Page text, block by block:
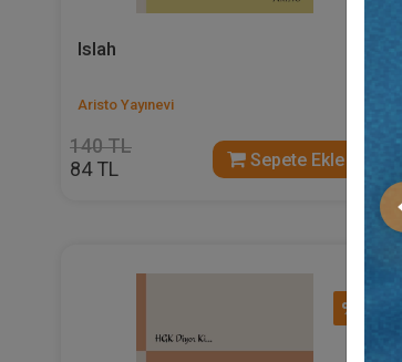
Islah
Aristo Yayınevi
140 TL
84 TL Sepete Ekle
%40